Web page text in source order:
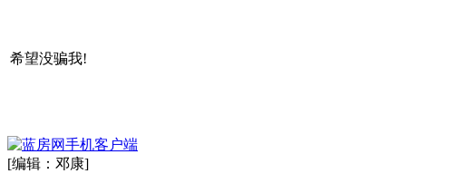
希望没骗我!
[编辑：邓康]